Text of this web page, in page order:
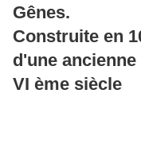
Gênes.
Construite en
d'une
VI ème siècle